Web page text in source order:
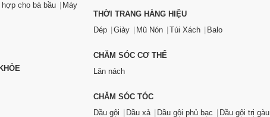
cho bà bầu
Máy
THỜI TRANG HÀNG HIỆU
Dép
Giày Mũ Nón Túi Xách Balo
CHĂM SÓC CƠ THỂ
Lăn nách
CHĂM SÓC TÓC
Dầu gội
Dầu xả Dầu gội phủ bạc Dầu gội trị gàu